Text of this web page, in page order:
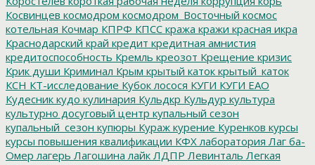
Косвинцев космодром космодром_Восточный космос
котельная Кочмар КПРФ КПСС кража кражи красная икра
Краснодарский край кредит кредитная амнистия
кредитоспособность Кремль креозот Крещение кризис
Крик души Криминал Крым крытый каток крытый_каток
КСН КТ-исследование Кубок лосося КУГИ КУГИ ЕАО
Кудесник кудо кулинария Кульдкр Кульдур культура
культурно досуговый центр купальный сезон
купальный_сезон купюры Кураж курение Куренков курсы
курсы повышения квалификации КФХлаборатория Лаг ба-
Омер лагерь Лагошина лайк ЛДПР Левинталь Легкая